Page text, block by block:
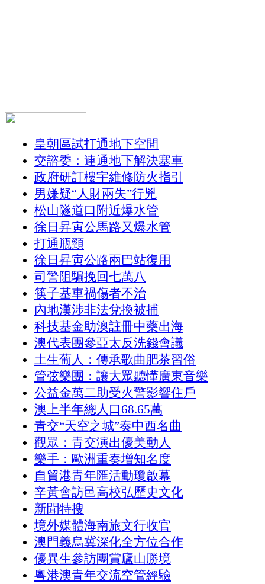
皇朝區試打通地下空間
交諮委：連通地下解決塞車
政府研訂樓宇維修防火指引
男嫌疑“人財兩失”行兇
松山隧道口附近爆水管
徐日昇寅公馬路又爆水管
打通瓶頸
徐日昇寅公路兩巴站復用
司警阻騙挽回七萬八
筷子基車禍傷者不治
內地漢涉非法兌換被捕
科技基金助澳註冊中藥出海
澳代表團參亞太反洗錢會議
土生葡人：傳承歌曲肥茶習俗
管弦樂團：讓大眾聽懂廣東音樂
公益金萬二助受火警影響住戶
澳上半年總人口68.65萬
青交“天空之城”奏中西名曲
觀眾：青交演出優美動人
樂手：歐洲重奏增知名度
自貿港青年匯活動瓊啟幕
辛黃會訪邑高校弘歷史文化
新聞特搜
境外媒體海南旅文行收官
澳門義烏冀深化全方位合作
優異生參訪團賞廬山勝境
粵港澳青年交流空管經驗